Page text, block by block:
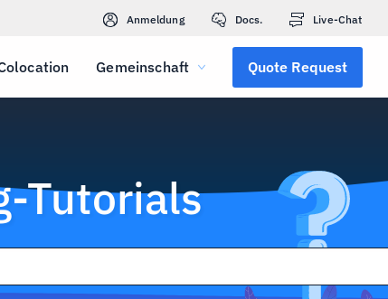
Anmeldung Docs. Live-Chat
Gemeinschaft Quote Request
Tutorials